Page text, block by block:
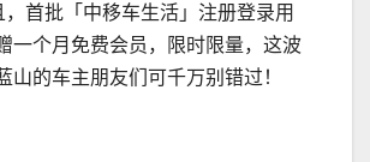
，首批「中移车生活」注册登录用
一个月免费会员，限时限量，这波
山的车主朋友们可千万别错过！